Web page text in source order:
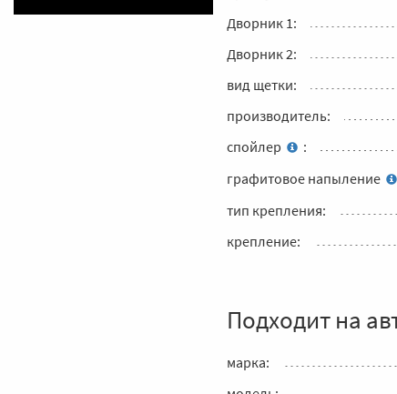
Дворник 1:
Дворник 2:
вид щетки:
производитель:
спойлер
:
графитовое напыление
тип крепления:
крепление:
Подходит на
марка: